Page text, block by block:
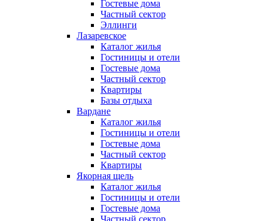
Гостевые дома
Частный сектор
Эллинги
Лазаревское
Каталог жилья
Гостиницы и отели
Гостевые дома
Частный сектор
Квартиры
Базы отдыха
Вардане
Каталог жилья
Гостиницы и отели
Гостевые дома
Частный сектор
Квартиры
Якорная щель
Каталог жилья
Гостиницы и отели
Гостевые дома
Частный сектор